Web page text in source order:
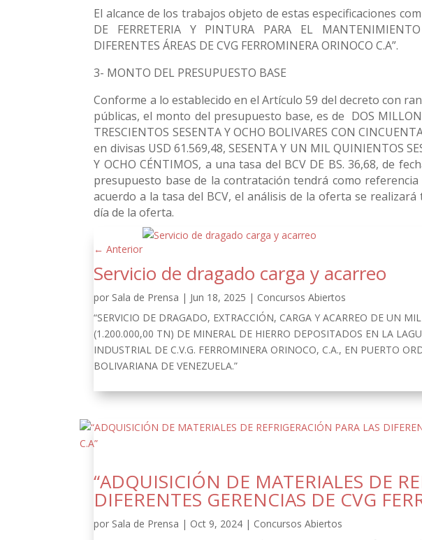
El alcance de los trabajos objeto de estas especificaciones
DE FERRETERIA Y PINTURA PARA EL
DIFERENTES ÁREAS DE CVG FERROMINERA ORINOCO C.A”.
3- MONTO DEL PRESUPUESTO BASE
Conforme a lo establecido en el Artículo 59 del decreto con
públicas, el monto del presupuesto base, es de DOS
TRESCIENTOS SESENTA Y OCHO BOLIVARES CON
en divisas USD 61.569,48, SESENTA Y UN MIL QUINIENTOS
Y OCHO CÉNTIMOS, a una tasa del BCV DE BS. 36,68, de
presupuesto base de la contratación tendrá como
acuerdo a la tasa del BCV, el análisis de la oferta se
día de la oferta.
←Anterior
Servicio de dragado carga y acarreo
por Sala de Prensa | Jun 18, 2025 | Concursos Abiertos
“SERVICIO DE DRAGADO, EXTRACCIÓN, CARGA Y ACARREO DE UN
(1.200.000,00 TN) DE MINERAL DE HIERRO DEPOSITADOS EN LA
INDUSTRIAL DE C.V.G. FERROMINERA ORINOCO, C.A., EN PUERTO
BOLIVARIANA DE VENEZUELA.”
“ADQUISICIÓN DE MATERIALES DE
DIFERENTES GERENCIAS DE CVG
por Sala de Prensa | Oct 9, 2024 | Concursos Abiertos